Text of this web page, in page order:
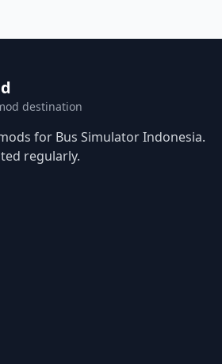
destination
for Bus Simulator Indonesia.
regularly.